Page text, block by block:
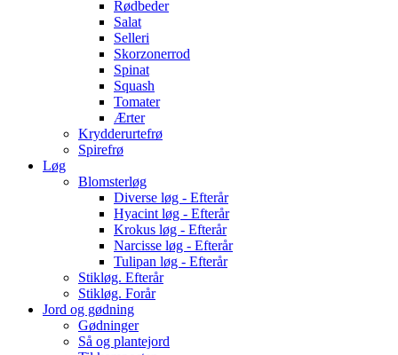
Rødbeder
Salat
Selleri
Skorzonerrod
Spinat
Squash
Tomater
Ærter
Krydderurtefrø
Spirefrø
Løg
Blomsterløg
Diverse løg - Efterår
Hyacint løg - Efterår
Krokus løg - Efterår
Narcisse løg - Efterår
Tulipan løg - Efterår
Stikløg. Efterår
Stikløg. Forår
Jord og gødning
Gødninger
Så og plantejord